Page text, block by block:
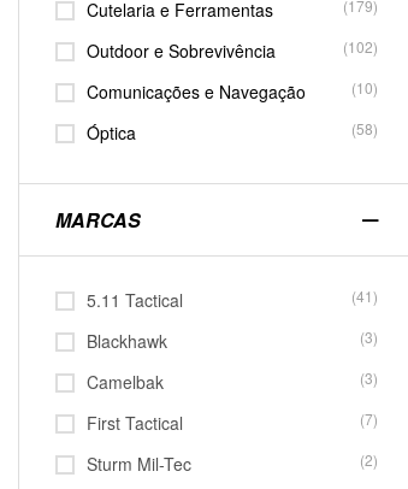
Cutelaria e Ferramentas (179)
Outdoor e Sobrevivência (102)
Comunicações e Navegação (10)
Óptica (58)
MARCAS
5.11 Tactical (41)
Blackhawk (3)
Camelbak (3)
First Tactical (7)
Sturm Mil-Tec (2)